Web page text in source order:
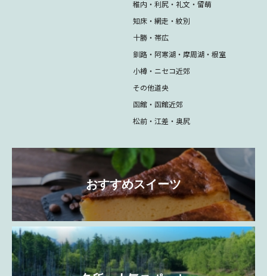
稚内・利尻・礼文・留萌
知床・網走・紋別
十勝・帯広
釧路・阿寒湖・摩周湖・根室
小樽・ニセコ近郊
その他道央
函館・函館近郊
松前・江差・奥尻
おすすめスイーツ